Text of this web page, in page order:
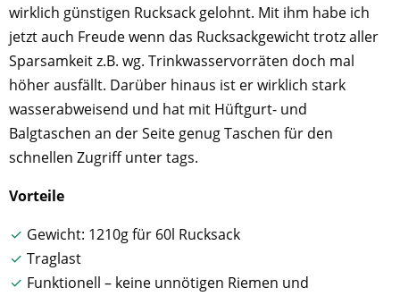
wirklich günstigen Rucksack gelohnt. Mit ihm habe ich
jetzt auch Freude wenn das Rucksackgewicht trotz aller
Sparsamkeit z.B. wg. Trinkwasservorräten doch mal
höher ausfällt. Darüber hinaus ist er wirklich stark
wasserabweisend und hat mit Hüftgurt- und
Balgtaschen an der Seite genug Taschen für den
schnellen Zugriff unter tags.
Vorteile
Gewicht: 1210g für 60l Rucksack
Traglast
Funktionell – keine unnötigen Riemen und